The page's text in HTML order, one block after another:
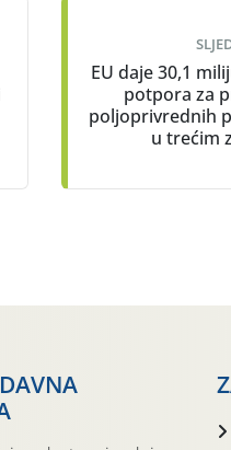
EU daje 30,1
potpora za
poljoprivrednih
u trećim